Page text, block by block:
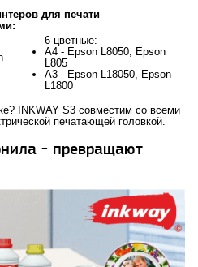
для печати
6-цветные:
А4 - Epson L8050, Epson
L805
А3 - Epson L18050, Epson
L1800
INKWAY S3 совместим со всеми
печатающей головкой.
- превращают